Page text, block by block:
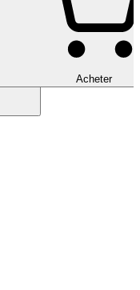
Acheter